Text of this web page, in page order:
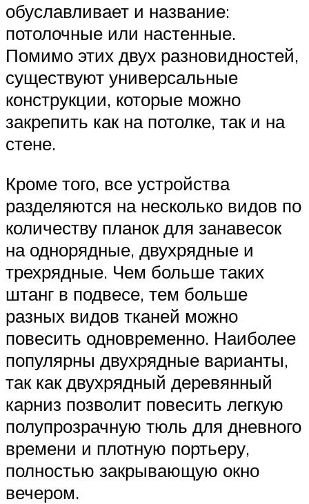
обуславливает и название:
потолочные или настенные.
Помимо этих двух разновидностей,
существуют универсальные
конструкции, которые можно
закрепить как на потолке, так и на
стене.
Кроме того, все устройства
разделяются на несколько видов по
количеству планок для занавесок
на однорядные, двухрядные и
трехрядные. Чем больше таких
штанг в подвесе, тем больше
разных видов тканей можно
повесить одновременно. Наиболее
популярны двухрядные варианты,
так как двухрядный деревянный
карниз позволит повесить легкую
полупрозрачную тюль для дневного
времени и плотную портьеру,
полностью закрывающую окно
вечером.